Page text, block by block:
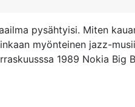
pysähtyisi. Miten
myönteinen jazz-
1989 Nokia